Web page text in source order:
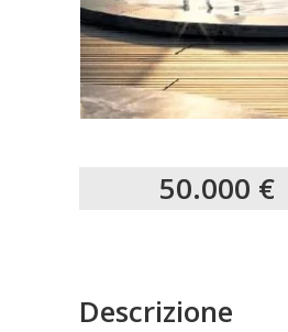
50.000 €
Descrizione